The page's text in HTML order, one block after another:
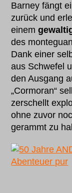
Barney fängt
zurück und
einem
des
Dank einer
aus Schwefel
den Ausgang
„Cormoran“
zerschellt
ohne zuvor
gerammt zu